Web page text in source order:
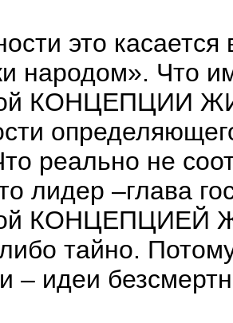
это
народом». Что
КОНЦЕПЦИИ
реально не
лидер –глава
тайно.
– идеи